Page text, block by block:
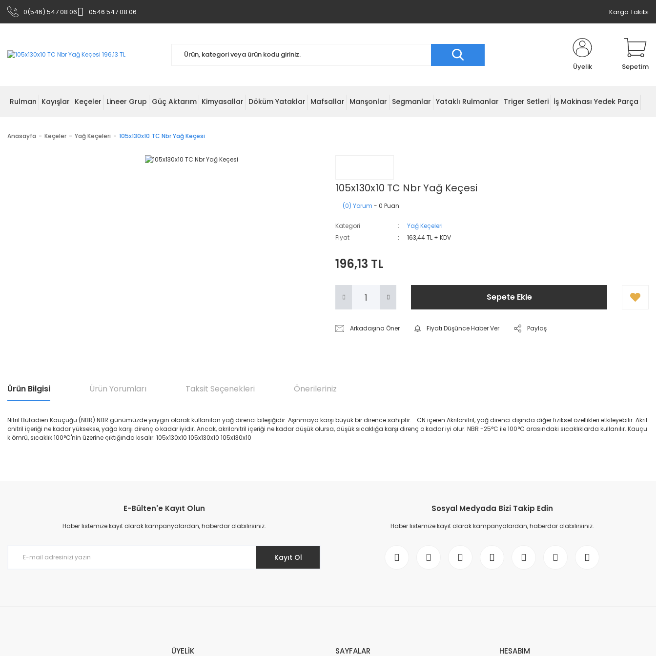
0(546) 547 08 06 0546 547 08 06 Kargo Takibi
Üyelik Sepetim
Rulman Kayışlar Keçeler Lineer Grup Güç Aktarım Kimyasallar Döküm Yataklar Mafsallar Manşonlar Segmanlar Yataklı Rulmanlar Triger Setleri İş Makinası Yedek Parça
Anasayfa Keçeler Yağ Keçeleri 105x130x10 TC Nbr Yağ Keçesi
105x130x10 TC Nbr Yağ Keçesi
(0) Yorum - 0 Puan
Kategori
Yağ Keçeleri
Fiyat
163,44 TL + KDV
196,13 TL
Sepete Ekle
Arkadaşına Öner Fiyatı Düşünce Haber Ver Paylaş
Ürün Bilgisi Ürün Yorumları Taksit Seçenekleri Önerileriniz
Nitril Bütadien Kauçuğu (NBR) NBR günümüzde yaygın olarak kullanılan yağ direnci bileşiğidir. Aşınmaya karşı büyük bir dirence sahiptir. –CN içeren Akrilonitril, yağ direnci dışında diğer fiziksel özellikleri etkileyebilir. Akril
onitril içeriği ne kadar yüksekse, yağa karşı direnç o kadar iyidir. Ancak, akrilonitril içeriği ne kadar düşük olursa, düşük sıcaklığa karşı direnç o kadar iyi olur. NBR -25°C ile 100°C arasındaki sıcaklıklarda kullanılır. Kauçu
k ömrü, sıcaklık 100°C'nin üzerine çıktığında kısalır. 105x130x10 105x130x10 105x130x10
Ürün resmi kalitesiz, bozuk veya görüntülenemiyor.
Ürün açıklamasında eksik bilgiler bulunuyor.
E-Bülten'e Kayıt Olun
Haber listemize kayıt olarak kampanyalardan, haberdar olabilirsiniz.
Kayıt Ol
Sosyal Medyada Bizi Takip Edin
Haber listemize kayıt olarak kampanyalardan, haberdar olabilirsiniz.
ÜYELİK SAYFALAR HESABIM